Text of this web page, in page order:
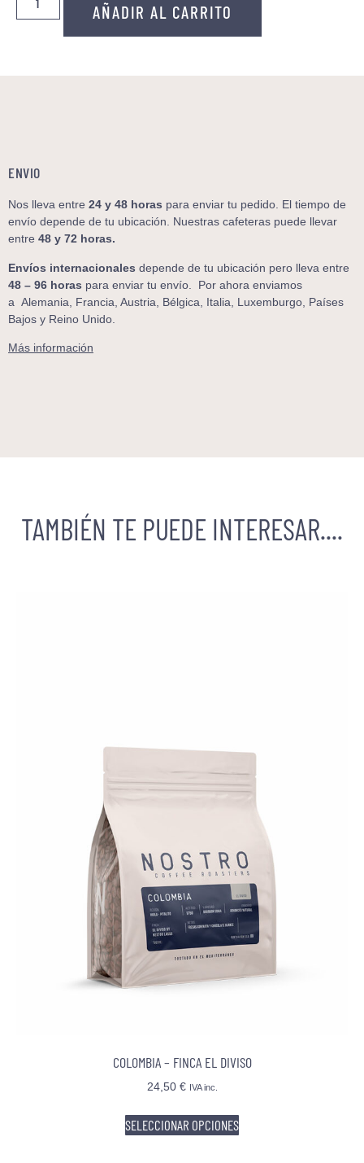
AÑADIR AL CARRITO
ENVIO
Nos lleva entre 24 y 48 horas para enviar tu pedido. El tiempo de
envío depende de tu ubicación. Nuestras cafeteras puede llevar
entre 48 y 72 horas.
Envíos internacionales depende de tu ubicación pero lleva entre
48 – 96 horas para enviar tu envío. Por ahora enviamos
a Alemania, Francia, Austria, Bélgica, Italia, Luxemburgo, Países
Bajos y Reino Unido.
Más información
TAMBIÉN TE PUEDE INTERESAR....
COLOMBIA – FINCA EL DIVISO
24,50 € IVA inc.
SELECCIONAR OPCIONES